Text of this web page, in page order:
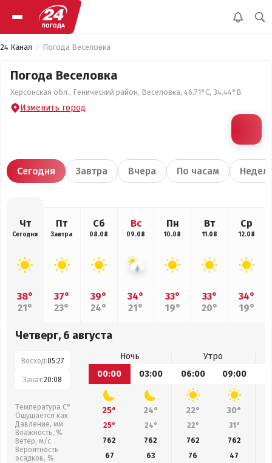
24 Канал Погода Веселовка
Погода Веселовка
Херсонская обл., Генический район, Веселовка, 46.71°С, 34.44°В
Изменить город
Сегодня Завтра Вчера По часам
Чт
Сегодня
38°
21°
Пт
Завтра
37°
23°
Сб
08.08
39°
24°
Вс
09.08
34°
21°
Пн
10.08
33°
19°
Вт
11.08
33°
20°
Ср
12.08
34°
19°
Четверг, 6 августа
Восход:05:27
Закат:20:08
Температура С°
Ощущается как
Давление, мм
Влажность, %
Ветер, м/с
Вероятность
осадков, %
Ночь
Утро
00:00
03:00 06:00 09:00
25° 24° 22° 30°
25° 24° 22° 31°
762
762 762 762
67
63 76 47